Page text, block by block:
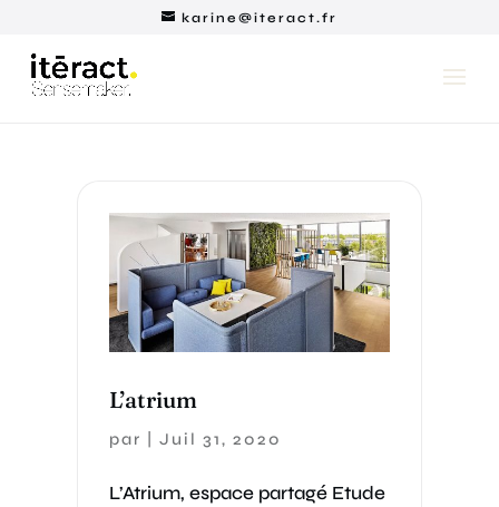
karine@iteract.fr
L’atrium
par Juil 31, 2020
L’Atrium, espace partagé Etude